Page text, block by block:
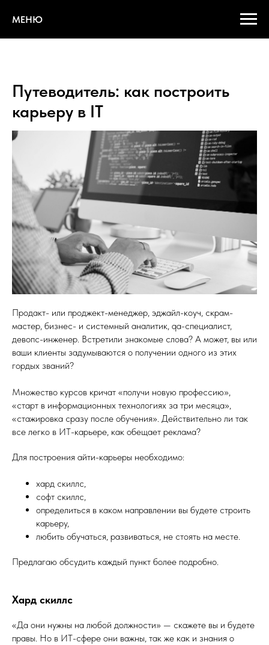
МЕНЮ
Путеводитель: как построить
карьеру в IT
Продакт- или проджект-менеджер, эджайл-коуч, скрам-
мастер, бизнес- и системный аналитик, qa-специалист,
девопс-инженер. Встретили знакомые слова? А может, вы или
ваши клиенты задумываются о получении одного из этих
гордых званий?
Множество курсов кричат «получи новую профессию»,
«старт в информационных технологиях за три месяца»,
«стажировка сразу после обучения». Действительно ли так
все легко в ИТ-карьере, как обещает реклама?
Для построения айти-карьеры необходимо:
хард скиллс,
софт скиллс,
определиться в каком направлении вы будете строить
карьеру,
любить обучаться, развиваться, не стоять на месте.
Предлагаю обсудить каждый пункт более подробно.
Хард скиллс
«Да они нужны на любой должности» — скажете вы и будете
правы. Но в ИТ-сфере они важны, так же как и знания о